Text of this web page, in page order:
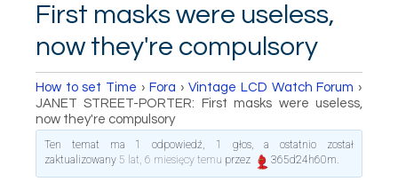
First masks were useless,
now they're compulsory
How to set Time › Fora › Vintage LCD Watch Forum ›
JANET STREET-PORTER: First masks were useless,
now they're compulsory
Ten temat ma 1 odpowiedź, 1 głos, a ostatnio został
zaktualizowany 5 lat, 6 miesięcy temu przez 365d24h60m.